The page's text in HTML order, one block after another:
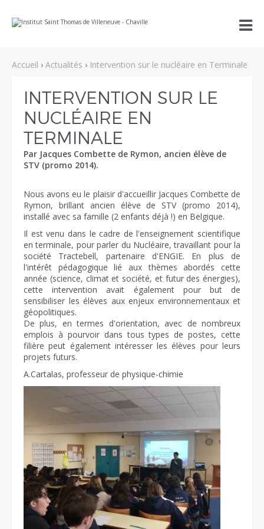
au
la
personnels

Accueil › Actualités › Intervention sur le nucléaire en Terminale
INTERVENTION SUR LE
NUCLÉAIRE EN
TERMINALE
Par Jacques Combette de Rymon, ancien élève de
STV (promo 2014).
Nous avons eu le plaisir d'accueillir Jacques Combette de
Rymon, brillant ancien élève de STV (promo 2014),
installé avec sa famille (2 enfants déjà !) en Belgique.
Il est venu dans le cadre de l'enseignement scientifique
en terminale, pour parler du Nucléaire, travaillant pour la
société Tractebell, partenaire d'ENGIE. En plus de
l'intérêt pédagogique lié aux thèmes abordés cette
année (science, climat et société, et futur des énergies),
cette intervention avait également pour but de
sensibiliser les élèves aux enjeux environnementaux et
géopolitiques.
De plus, en termes d'orientation, avec de nombreux
emplois à pourvoir dans tous types de postes, cette
filière peut également intéresser les élèves pour leurs
projets futurs.
A.Cartalas, professeur de physique-chimie